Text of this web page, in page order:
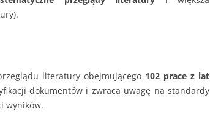
literatury obejmującego 102 prace z lat
dokumentów i zwraca uwagę na standardy
wyników.